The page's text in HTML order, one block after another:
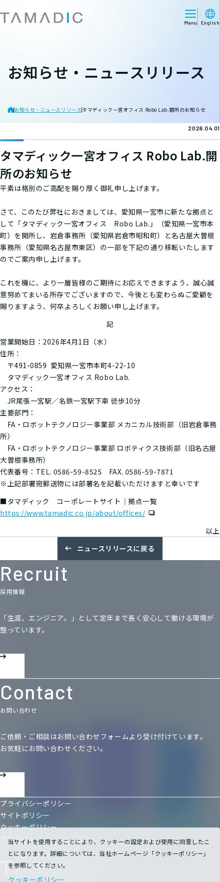
当サイトを使用することにより、クッキーの設定および使用に同意したこ
とになります。詳細については、当社ホームページ「クッキーポリシー」
を参照してください。
クッキーポリシー
Menu English
お知らせ・ニュースリリース
お知らせ・ニュースリリースタマディック一宮オフィス Robo Lab.開所のお知らせ
2026.04.01
タマディック一宮オフィス Robo Lab.開
所のお知らせ
平素は格別のご高配を賜り厚く御礼申し上げます。
さて、このたび弊社におきましては、愛知県一宮市に新たな拠点と
して「タマディック一宮オフィス Robo Lab.」（愛知県一宮市本
町）を開所し、岩倉事務所（愛知県岩倉市昭和町）と名古屋大曽根
事務所（愛知県名古屋市東区）の一部を下記の通り移転いたします
のでご案内申し上げます。
これを機に、より一層皆様のご期待にお応えできますよう、誠心誠
意努めてまいる所存でございますので、今後とも変わらぬご愛顧を
賜りますよう、何卒よろしくお願い申し上げます。
記
営業開始日：2026年4月1日（水）
住所：
〒491-0859 愛知県一宮市本町4-22-10
タマディック一宮オフィス Robo Lab.
アクセス：
JR尾張一宮駅／名鉄一宮駅下車 徒歩10分
主要部門：
FA・ロボットテクノロジー事業部 メカニカル技術部（旧岩倉事務
所）
FA・ロボットテクノロジー事業部 ロボティクス技術部（旧名古屋
大曽根事務所）
代表番号：TEL. 0586-59-8525 FAX. 0586-59-7871
※上記部署宛郵送物には部署名を記載いただけますと幸いです
■タマディック コーポレートサイト｜拠点一覧
https://www.tamadic.co.jp/about/offices/
以上
ニュースリリースに戻る
Recruit
採用情報
「生涯、エンジニア。」として定年まで長く安心して働ける環境が
整っています。
Contact
お問い合わせ
ご依頼・ご相談はお問い合わせフォームより受け付けています。
お気軽にお問い合わせください。
プライバシーポリシー
サイトポリシー
クッキーポリシー
サイトマップ